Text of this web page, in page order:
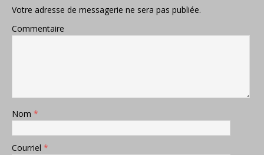
Votre adresse de messagerie ne sera pas publiée.
Commentaire
Nom *
Courriel *